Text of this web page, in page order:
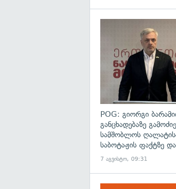
POG: გიორგი
განცხადებაზე
სამშობლოს
საბოტაჟის ფაქტზე
7 აგვისტო, 09:31